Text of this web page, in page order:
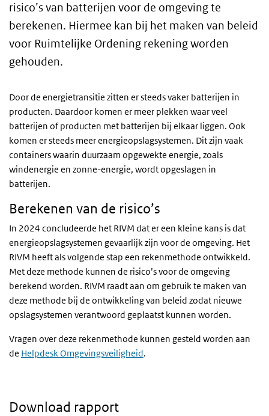
risico’s van batterijen voor de omgeving te
berekenen. Hiermee kan bij het maken van beleid
voor Ruimtelijke Ordening rekening worden
gehouden.
Door de energietransitie zitten er steeds vaker batterijen in
producten. Daardoor komen er meer plekken waar veel
batterijen of producten met batterijen bij elkaar liggen. Ook
komen er steeds meer energieopslagsystemen. Dit zijn vaak
containers waarin duurzaam opgewekte energie, zoals
windenergie en zonne-energie, wordt opgeslagen in
batterijen.
Berekenen van de risico’s
In 2024 concludeerde het RIVM dat er een kleine kans is dat
energieopslagsystemen gevaarlijk zijn voor de omgeving. Het
RIVM heeft als volgende stap een rekenmethode ontwikkeld.
Met deze methode kunnen de risico’s voor de omgeving
berekend worden. RIVM raadt aan om gebruik te maken van
deze methode bij de ontwikkeling van beleid zodat nieuwe
opslagsystemen verantwoord geplaatst kunnen worden.
Vragen over deze rekenmethode kunnen gesteld worden aan
de Helpdesk Omgevingsveiligheid.
Download rapport